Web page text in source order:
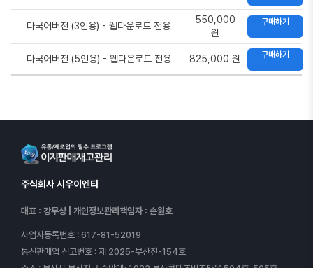
다국어버전 (3인용) - 웹다운로드 전용
550,000
원
구매하기
다국어버전 (5인용) - 웹다운로드 전용 825,000 원 구매하기
주식회사 시우이엔티
대표 : 강무성 개인정보관리책임자 : 손원호
사업자등록번호 : 617-81-52019
통신판매업 신고번호 : 제 2025-부산진-154호